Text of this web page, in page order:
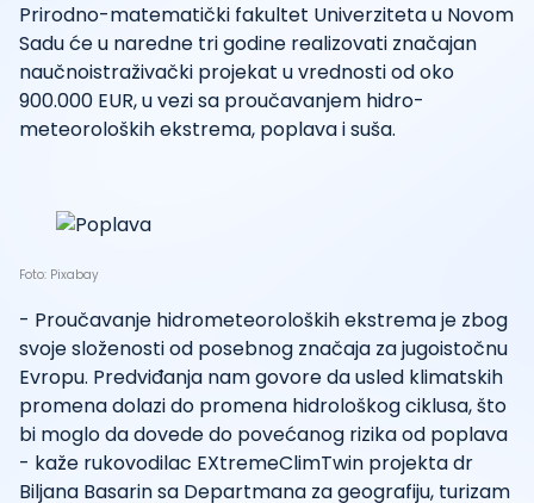
Prirodno-matematički fakultet Univerziteta u Novom
Sadu će u naredne tri godine realizovati značajan
naučnoistraživački projekat u vrednosti od oko
900.000 EUR, u vezi sa proučavanjem hidro-
meteoroloških ekstrema, poplava i suša.
Foto: Pixabay
- Proučavanje hidrometeoroloških ekstrema je zbog
svoje složenosti od posebnog značaja za jugoistočnu
Evropu. Predviđanja nam govore da usled klimatskih
promena dolazi do promena hidrološkog ciklusa, što
bi moglo da dovede do povećanog rizika od poplava
- kaže rukovodilac EXtremeClimTwin projekta dr
Biljana Basarin sa Departmana za geografiju, turizam